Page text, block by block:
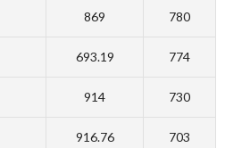
869 780
693.19 774
914 730
916.76 703